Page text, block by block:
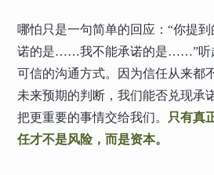
哪怕只是一句简单的回应：“你提
诺的是……我不能承诺的是……”听
可信的沟通方式。因为信任从来都
未来预期的判断，我们能否兑现承
把更重要的事情交给我们。 只有真
任才不是风险，而是资本。